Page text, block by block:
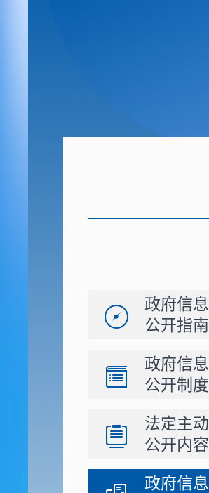
政府信息
公开指南
政府信息
公开制度
法定主动
公开内容
政府信息